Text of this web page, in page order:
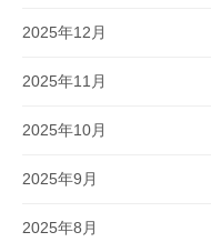
2025年12月
2025年11月
2025年10月
2025年9月
2025年8月